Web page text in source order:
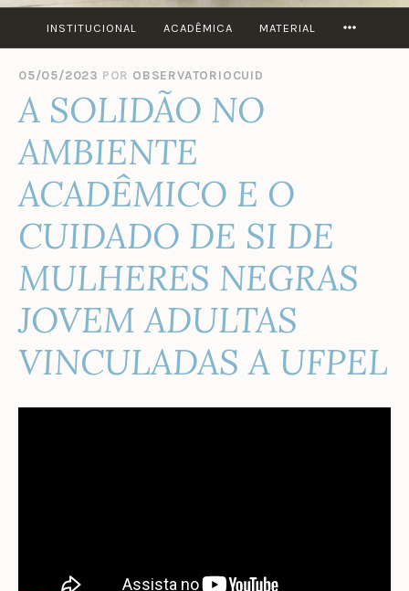
INSTITUCIONAL ACADÊMICA MATERIAL
05/05/2023 POR OBSERVATORIOCUID
A SOLIDÃO NO
AMBIENTE
ACADÊMICO E O
CUIDADO DE SI DE
MULHERES NEGRAS
JOVEM ADULTAS
VINCULADAS A UFPEL